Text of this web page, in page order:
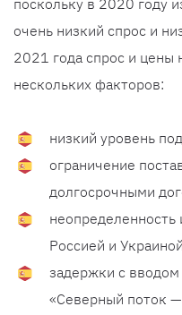
поскольку в 2020 году
очень низкий спрос и
2021 года спрос и цены
нескольких факторов:
низкий уровень
ограничение
долгосрочными
Россией и
задержки с вводом
«Северный поток